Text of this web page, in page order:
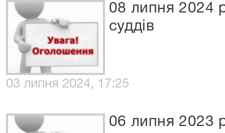
08 липня 2024
суддів
03 липня 2024, 17:25
06 липня 2023